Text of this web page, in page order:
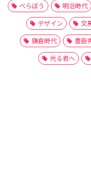
べらぼう
明治時代
デザイン
文
鎌倉時代
豊臣
光る君へ